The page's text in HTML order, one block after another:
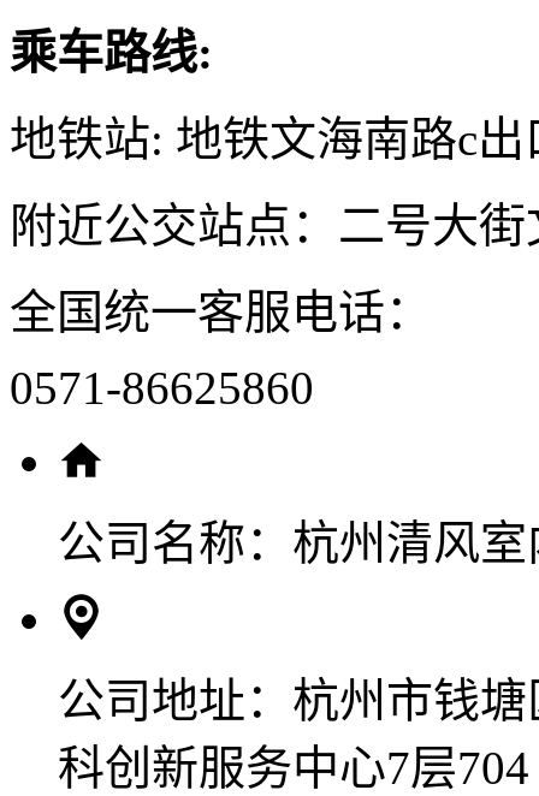
乘车路线:
地铁站: 地铁文海南路c出
附近公交站点：二号大
全国统一客服电话：
0571-86625860
公司名称： 杭州清风
公司地址： 杭州市钱
科创新服务中心7层704